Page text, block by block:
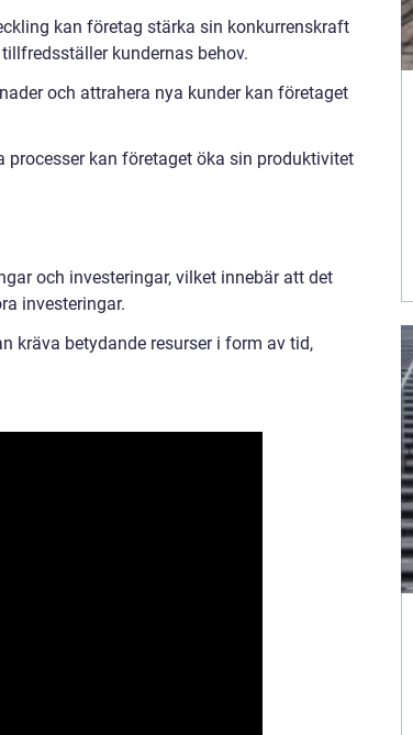
kan företag stärka sin konkurrenskraft
kundernas behov.
och attrahera nya kunder kan företaget
kan företaget öka sin produktivitet
och investeringar, vilket innebär att det
investeringar.
kräva betydande resurser i form av tid,